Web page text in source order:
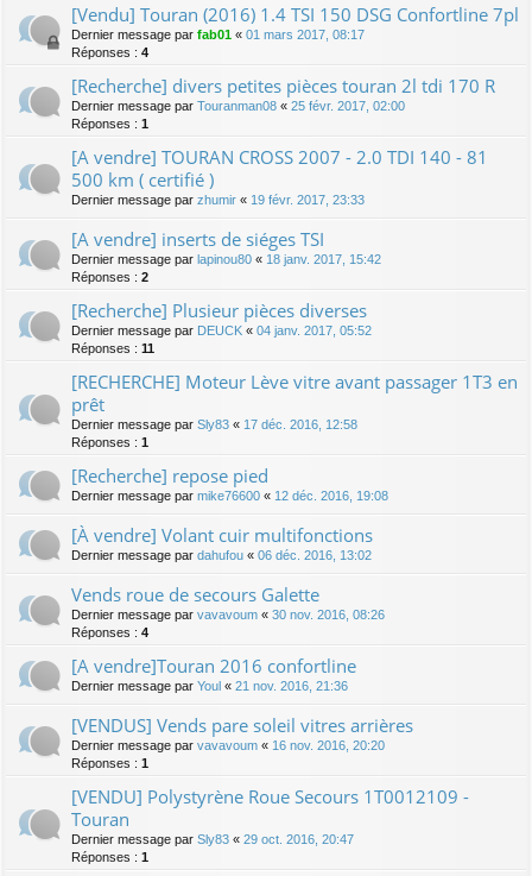
[Vendu] Touran (2016) 1.4 TSI 150 DSG Confortline 7pl
Dernier message par fab01 « 01 mars 2017, 08:17
Réponses : 4
[Recherche] divers petites pièces touran 2l tdi 170 R
Dernier message par Touranman08 « 25 févr. 2017, 02:00
Réponses : 1
[A vendre] TOURAN CROSS 2007 - 2.0 TDI 140 - 81
500 km ( certifié )
Dernier message par zhumir « 19 févr. 2017, 23:33
[A vendre] inserts de siéges TSI
Dernier message par lapinou80 « 18 janv. 2017, 15:42
Réponses : 2
[Recherche] Plusieur pièces diverses
Dernier message par DEUCK « 04 janv. 2017, 05:52
Réponses : 11
[RECHERCHE] Moteur Lève vitre avant passager 1T3 en
prêt
Dernier message par Sly83 « 17 déc. 2016, 12:58
Réponses : 1
[Recherche] repose pied
Dernier message par mike76600 « 12 déc. 2016, 19:08
[À vendre] Volant cuir multifonctions
Dernier message par dahufou « 06 déc. 2016, 13:02
Vends roue de secours Galette
Dernier message par vavavoum « 30 nov. 2016, 08:26
Réponses : 4
[A vendre]Touran 2016 confortline
Dernier message par Youl « 21 nov. 2016, 21:36
[VENDUS] Vends pare soleil vitres arrières
Dernier message par vavavoum « 16 nov. 2016, 20:20
Réponses : 1
[VENDU] Polystyrène Roue Secours 1T0012109 -
Touran
Dernier message par Sly83 « 29 oct. 2016, 20:47
Réponses : 1